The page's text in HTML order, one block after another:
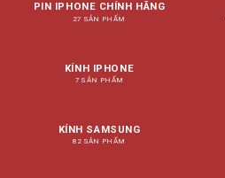
PIN IPHONE CHÍNH HÃNG
27 SẢN PHẨM
KÍNH IPHONE
7 SẢN PHẨM
KÍNH SAMSUNG
82 SẢN PHẨM